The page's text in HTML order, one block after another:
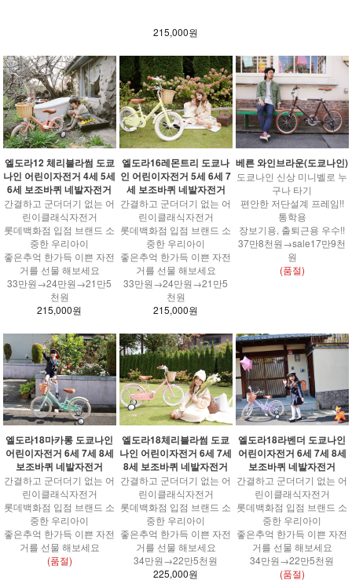
215,000원
엘도라12 체리블라썸 도쿄
나인 어린이자전거 4세 5세
6세 보조바퀴 네발자전거
간결하고 군더더기 없는 어
린이클래식자전거
롯데백화점 입점 브랜드 소
중한 우리아이
좋은추억 한가득 이쁜 자전
거를 선물 해보세요
33만원→24만원→21만5
천원
215,000원
엘도라16레몬트리 도쿄나
인 어린이자전거 5세 6세 7
세 보조바퀴 네발자전거
간결하고 군더더기 없는 어
린이클래식자전거
롯데백화점 입점 브랜드 소
중한 우리아이
좋은추억 한가득 이쁜 자전
거를 선물 해보세요
33만원→24만원→21만5
천원
215,000원
베른 와인브라운(도쿄나인)
도쿄나인 신상 미니벨로 누
구나 타기
편안한 저단설계 프레임!!
통학용
장보기용, 출퇴근용 우수!!
37만8천원→sale17만9천
원
(품절)
엘도라18마카롱 도쿄나인
어린이자전거 6세 7세 8세
보조바퀴 네발자전거
간결하고 군더더기 없는 어
린이클래식자전거
롯데백화점 입점 브랜드 소
중한 우리아이
좋은추억 한가득 이쁜 자전
거를 선물 해보세요
(품절)
엘도라18체리블라썸 도쿄
나인 어린이자전거 6세 7세
8세 보조바퀴 네발자전거
간결하고 군더더기 없는 어
린이클래식자전거
롯데백화점 입점 브랜드 소
중한 우리아이
좋은추억 한가득 이쁜 자전
거를 선물 해보세요
34만원→22만5천원
225,000원
엘도라18라벤더 도쿄나인
어린이자전거 6세 7세 8세
보조바퀴 네발자전거
간결하고 군더더기 없는 어
린이클래식자전거
롯데백화점 입점 브랜드 소
중한 우리아이
좋은추억 한가득 이쁜 자전
거를 선물 해보세요
34만원→22만5천원
(품절)